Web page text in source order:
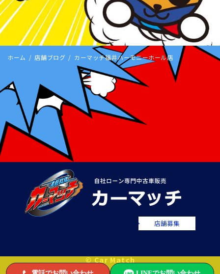
ホーム 店舗ブログ カーマッチ福井ハーモニーホール店
店舗募集
© Car Match